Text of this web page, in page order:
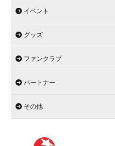
イベント
グッズ
ファンクラブ
パートナー
その他